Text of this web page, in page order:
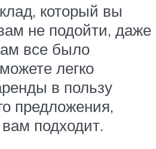
который вы
не подойти, даже
все было
легко
в пользу
предложения,
подходит.